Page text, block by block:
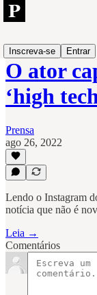
Inscreva-se
Entrar
O ator
‘high
Prensa
ago 26, 2022
Lendo o Instagram
notícia que não é
Leia →
Comentários